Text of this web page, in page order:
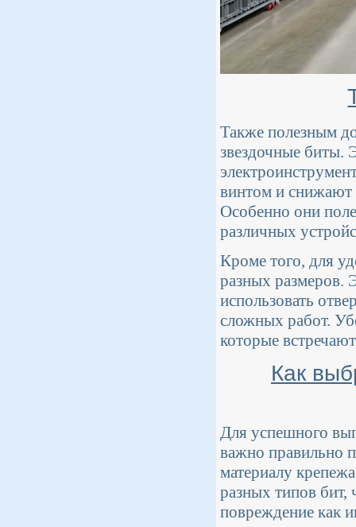
Также полезным
звездочные биты.
винтом и снижают
Особенно они
различных
Кроме того, для
разных размеров.
использовать
сложных работ.
которые
Как
Для успешного
важно правильно
материалу
разных типов бит,
повреждение как